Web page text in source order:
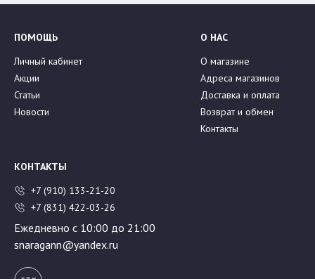
ПОМОЩЬ
Личный кабинет
Акции
Статьи
Новости
О НАС
О магазине
Адреса магазинов
Доставка и оплата
Возврат и обмен
Контакты
КОНТАКТЫ
+7 (910) 133-21-20
+7 (831) 422-03-26
Ежедневно с 10:00 до 21:00
snaragann@yandex.ru